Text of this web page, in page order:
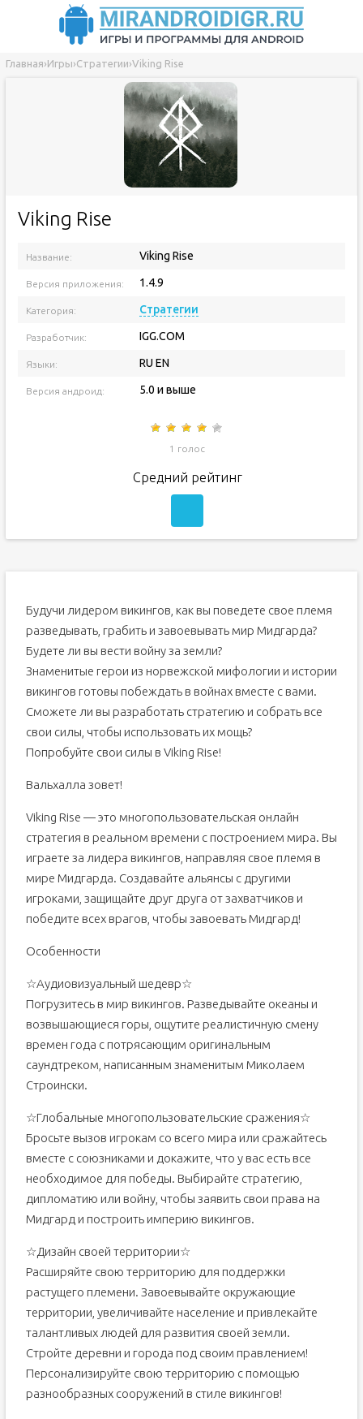
Главная›Игры›Стратегии›Viking Rise
Viking Rise
Название: Viking Rise
Версия приложения: 1.4.9
Категория: Стратегии
Разработчик: IGG.COM
Языки: RU EN
Версия андроид: 5.0 и выше
1 голос
Средний рейтинг
Будучи лидером викингов, как вы поведете свое племя
разведывать, грабить и завоевывать мир Мидгарда?
Будете ли вы вести войну за земли?
Знаменитые герои из норвежской мифологии и истории
викингов готовы побеждать в войнах вместе с вами.
Сможете ли вы разработать стратегию и собрать все
свои силы, чтобы использовать их мощь?
Попробуйте свои силы в Viking Rise!
Вальхалла зовет!
Viking Rise — это многопользовательская онлайн
стратегия в реальном времени с построением мира. Вы
играете за лидера викингов, направляя свое племя в
мире Мидгарда. Создавайте альянсы с другими
игроками, защищайте друг друга от захватчиков и
победите всех врагов, чтобы завоевать Мидгард!
Особенности
☆Аудиовизуальный шедевр☆
Погрузитесь в мир викингов. Разведывайте океаны и
возвышающиеся горы, ощутите реалистичную смену
времен года с потрясающим оригинальным
саундтреком, написанным знаменитым Миколаем
Строински.
☆Глобальные многопользовательские сражения☆
Бросьте вызов игрокам со всего мира или сражайтесь
вместе с союзниками и докажите, что у вас есть все
необходимое для победы. Выбирайте стратегию,
дипломатию или войну, чтобы заявить свои права на
Мидгард и построить империю викингов.
☆Дизайн своей территории☆
Расширяйте свою территорию для поддержки
растущего племени. Завоевывайте окружающие
территории, увеличивайте население и привлекайте
талантливых людей для развития своей земли.
Стройте деревни и города под своим правлением!
Персонализируйте свою территорию с помощью
разнообразных сооружений в стиле викингов!